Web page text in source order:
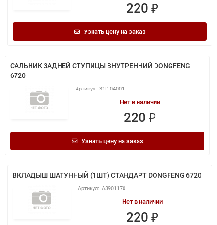
220 ₽
Узнать цену на заказ
САЛЬНИК ЗАДНЕЙ СТУПИЦЫ ВНУТРЕННИЙ DONGFENG
6720
31D-04001
Нет в наличии
220 ₽
Узнать цену на заказ
ВКЛАДЫШ ШАТУННЫЙ (1ШТ) СТАНДАРТ DONGFENG 6720
A3901170
Нет в наличии
220 ₽